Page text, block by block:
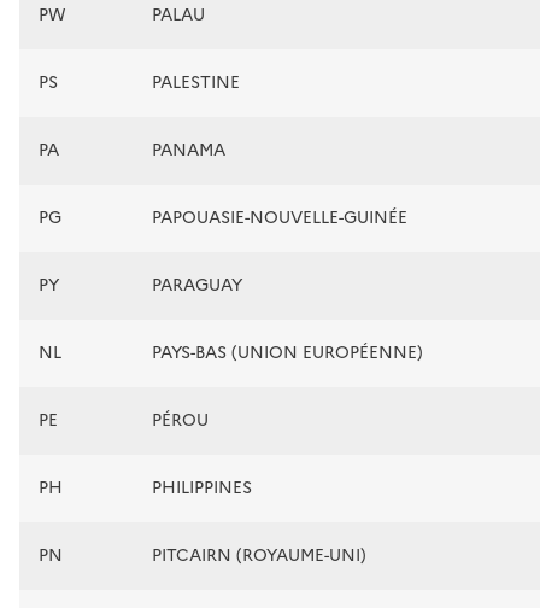
PW PALAU
PS PALESTINE
PA PANAMA
PG PAPOUASIE-NOUVELLE-GUINÉE
PY PARAGUAY
NL PAYS-BAS (UNION EUROPÉENNE)
PE PÉROU
PH PHILIPPINES
PN PITCAIRN (ROYAUME-UNI)